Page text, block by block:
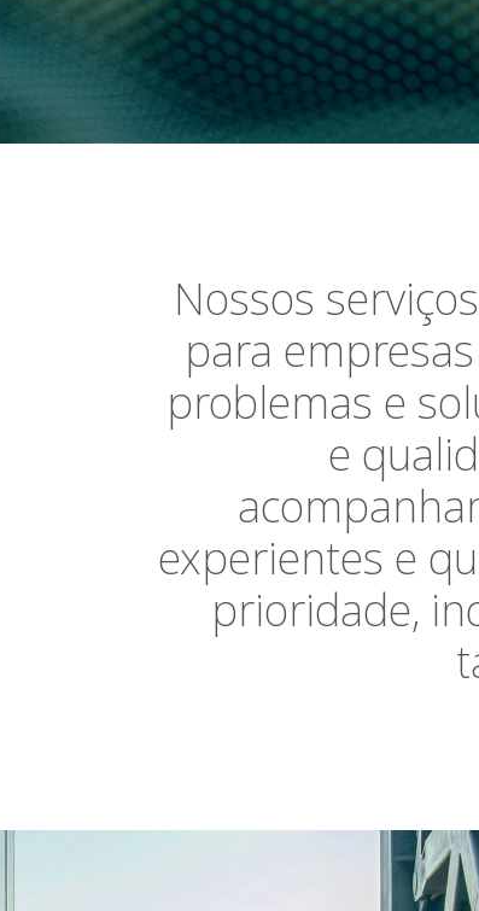
Nossos
para
problemas e
e
experientes e
prioridade,